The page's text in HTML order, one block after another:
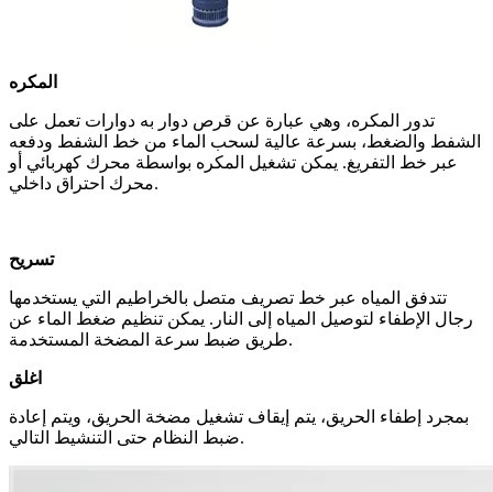
المكره
تدور المكره، وهي عبارة عن قرص دوار به دوارات تعمل على
الشفط والضغط، بسرعة عالية لسحب الماء من خط الشفط ودفعه
عبر خط التفريغ. يمكن تشغيل المكره بواسطة محرك كهربائي أو
محرك احتراق داخلي.
تسريح
تتدفق المياه عبر خط تصريف متصل بالخراطيم التي يستخدمها
رجال الإطفاء لتوصيل المياه إلى النار. يمكن تنظيم ضغط الماء عن
طريق ضبط سرعة المضخة المستخدمة.
اغلق
بمجرد إطفاء الحريق، يتم إيقاف تشغيل مضخة الحريق، ويتم إعادة
ضبط النظام حتى التنشيط التالي.